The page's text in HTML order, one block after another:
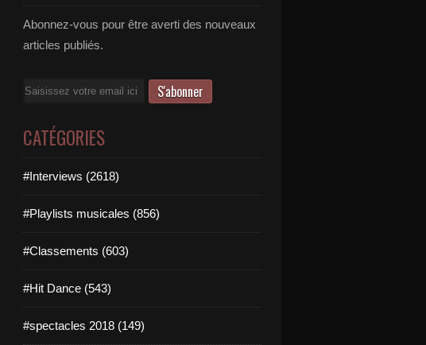
Abonnez-vous pour être averti des nouveaux
articles publiés.
Email
CATÉGORIES
#Interviews (2618)
#Playlists musicales (856)
#Classements (603)
#Hit Dance (543)
#spectacles 2018 (149)